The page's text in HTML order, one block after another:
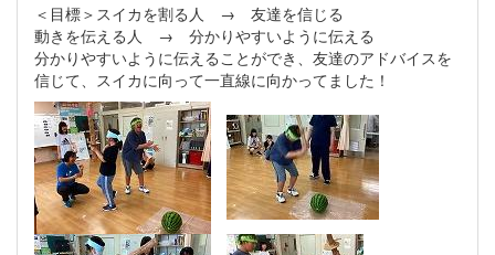
＜目標＞スイカを割る人 → 友達を信じる
動きを伝える人 → 分かりやすいように伝える
分かりやすいように伝えることができ、友達のアドバイスを
信じて、スイカに向って一直線に向かってました！